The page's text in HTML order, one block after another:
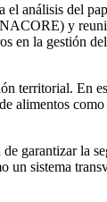
el análisis del
y
en la gestión
territorial. En
alimentos
garantizar la
un sistema